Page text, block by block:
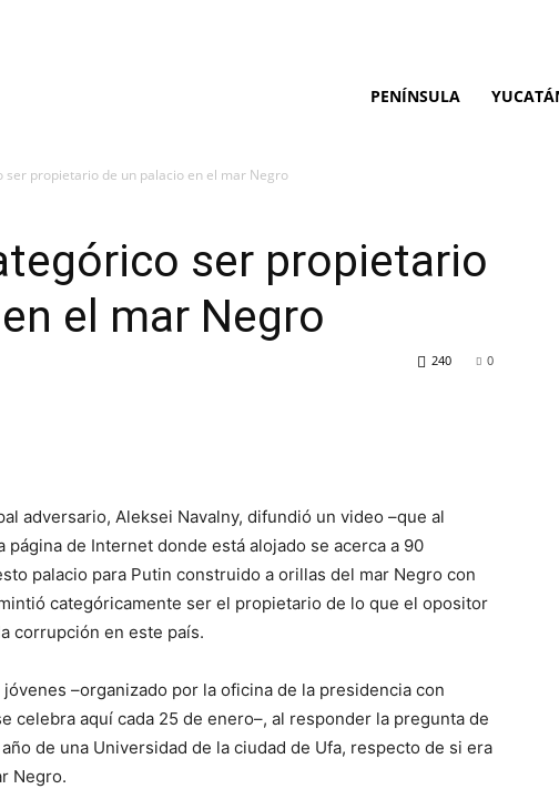
PENÍNSULA
ser propietario de un palacio en el mar Negro
ser propietario
el mar Negro
0
240
adversario, Aleksei Navalny, difundió un video –que al
de Internet donde está alojado se acerca a 90
palacio para Putin construido a orillas del mar Negro con
categóricamente ser el propietario de lo que el opositor
corrupción en este país.
–organizado por la oficina de la presidencia con
celebra aquí cada 25 de enero–, al responder la pregunta de
de una Universidad de la ciudad de Ufa, respecto de si era
Negro.